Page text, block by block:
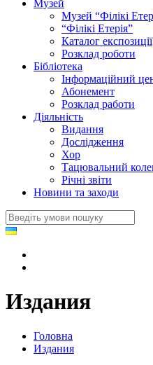
Музей
Музей “Філікі
“Філікі Етерія”
Каталог експозиції
Розклад роботи
Бібліотека
Інформаційний
Абонемент
Розклад работи
Діяльність
Видання
Дослідження
Хор
Тацювальний
Річні звіти
Новини та заходи
Издания
Головна
Издания